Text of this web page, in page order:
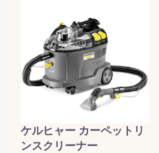
ケルヒャー カーペットリ
ンスクリーナー